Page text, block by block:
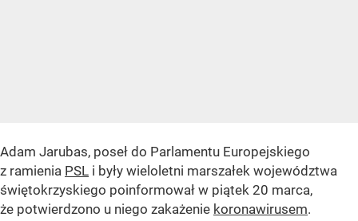
Adam Jarubas, poseł do Parlamentu Europejskiego
z ramienia PSL i były wieloletni marszałek województwa
świętokrzyskiego poinformował w piątek 20 marca,
że potwierdzono u niego zakażenie koronawirusem.